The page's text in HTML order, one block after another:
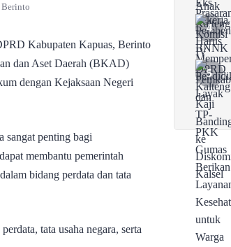
Berinto
Kabupaten Kapuas, Berinto
dan Aset Daerah (BKAD)
dengan Kejaksaan Negeri
sangat penting bagi
membantu pemerintah
bidang perdata dan tata
tata usaha negara, serta